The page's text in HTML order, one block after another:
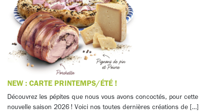
NEW : CARTE PRINTEMPS/ÉTÉ !
Découvrez les pépites que nous vous avons concoctés, pour cette
nouvelle saison 2026 ! Voici nos toutes dernières créations de […]